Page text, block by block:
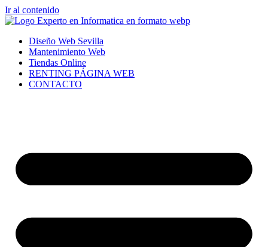
Ir al contenido
Diseño Web Sevilla
Mantenimiento Web
Tiendas Online
RENTING PÁGINA WEB
CONTACTO